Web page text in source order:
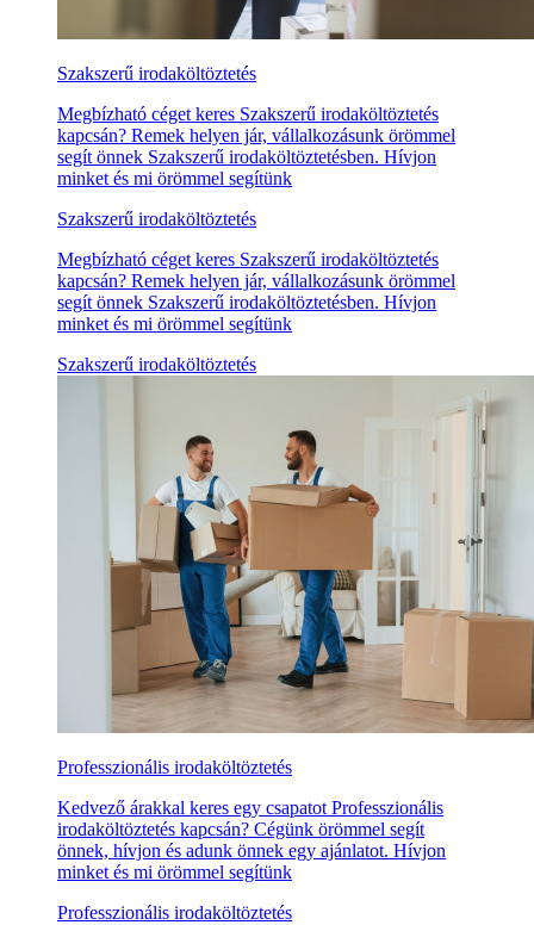
Szakszerű irodaköltöztetés
Megbízható céget keres Szakszerű irodaköltöztetés
kapcsán? Remek helyen jár, vállalkozásunk örömmel
segít önnek Szakszerű irodaköltöztetésben. Hívjon
minket és mi örömmel segítünk
Szakszerű irodaköltöztetés
Megbízható céget keres Szakszerű irodaköltöztetés
kapcsán? Remek helyen jár, vállalkozásunk örömmel
segít önnek Szakszerű irodaköltöztetésben. Hívjon
minket és mi örömmel segítünk
Szakszerű irodaköltöztetés
Professzionális irodaköltöztetés
Kedvező árakkal keres egy csapatot Professzionális
irodaköltöztetés kapcsán? Cégünk örömmel segít
önnek, hívjon és adunk önnek egy ajánlatot. Hívjon
minket és mi örömmel segítünk
Professzionális irodaköltöztetés